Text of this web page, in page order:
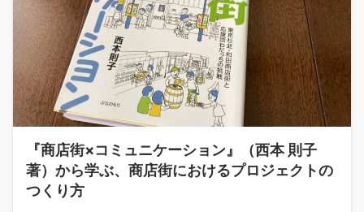
『商店街×コミュニケーション』（西本 則子
著）から学ぶ、商店街におけるプロジェクトの
つくり方